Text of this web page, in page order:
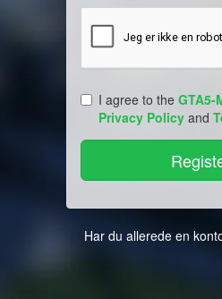
I agree to the GTA5-
Privacy Policy and
Har du allerede en